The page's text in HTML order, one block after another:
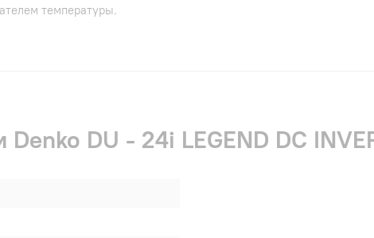
температуры.
Denko DU - 24i LEGEND DC